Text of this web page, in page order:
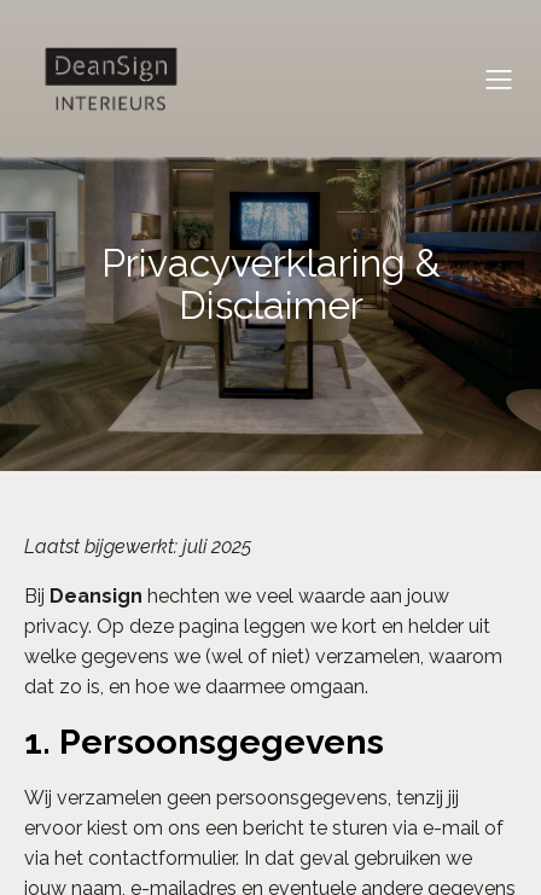
Privacyverklaring &
Disclaimer
Laatst bijgewerkt: juli 2025
Bij Deansign hechten we veel waarde aan jouw
privacy. Op deze pagina leggen we kort en helder uit
welke gegevens we (wel of niet) verzamelen, waarom
dat zo is, en hoe we daarmee omgaan.
1. Persoonsgegevens
Wij verzamelen geen persoonsgegevens, tenzij jij
ervoor kiest om ons een bericht te sturen via e-mail of
via het contactformulier. In dat geval gebruiken we
jouw naam, e-mailadres en eventuele andere gegevens